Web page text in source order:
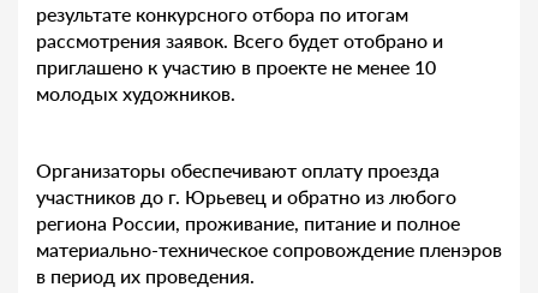
результате конкурсного отбора по итогам
рассмотрения заявок. Всего будет отобрано и
приглашено к участию в проекте не менее 10
молодых художников.
Организаторы обеспечивают оплату проезда
участников до г. Юрьевец и обратно из любого
региона России, проживание, питание и полное
материально-техническое сопровождение пленэров
в период их проведения.